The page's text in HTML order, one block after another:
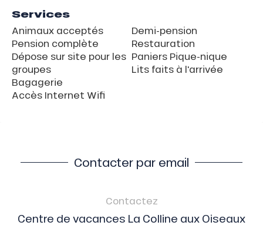
Services
Animaux acceptés
Pension complète
Dépose sur site pour les
groupes
Bagagerie
Accès Internet Wifi
Demi-pension
Restauration
Paniers Pique-nique
Lits faits à l'arrivée
Contacter par email
Contactez
Centre de vacances La Colline aux Oiseaux